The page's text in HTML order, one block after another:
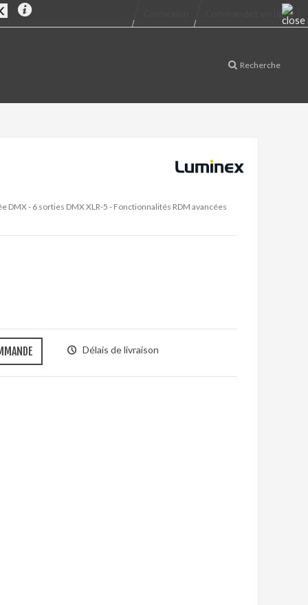
Commandez en ligne !
Recherche
DMX - 6 sorties DMX XLR-5 - Fonctionnalités RDM avancées
Délais de livraison